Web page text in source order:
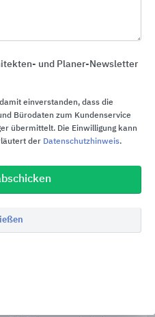
giftigen Dämpfe ab.
langlebig und
wiegen nur
Produkte aus
reduziert
und Planer-Newsletter
einverstanden, dass die
Bürodaten zum Kundenservice
übermittelt. Die Einwilligung kann
der Datenschutzhinweis.